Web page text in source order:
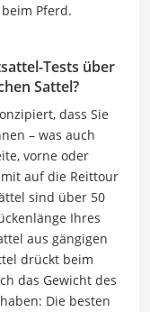
Pferd.
Tests über
Sattel?
dass Sie
– was auch
vorne oder
auf die Reittour
sind über 50
Ihres
aus gängigen
drückt beim
das Gewicht des
Die besten